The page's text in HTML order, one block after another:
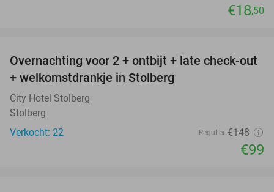
€18,50
33%
Overnachting voor 2 + ontbijt + late check-out
+ welkomstdrankje in Stolberg
City Hotel Stolberg
Stolberg
Verkocht: 22
Regulier €148
€99